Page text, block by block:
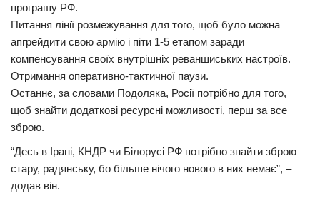
програшу РФ.
Питання лінії розмежування для того, щоб було можна
апгрейдити свою армію і піти 1-5 етапом заради
компенсування своїх внутрішніх реваншиських настроїв.
Отримання оперативно-тактичної паузи.
Останнє, за словами Подоляка, Росії потрібно для того,
щоб знайти додаткові ресурсні можливості, перш за все
зброю.
“Десь в Ірані, КНДР чи Білорусі РФ потрібно знайти зброю –
стару, радянську, бо більше нічого нового в них немає”, –
додав він.